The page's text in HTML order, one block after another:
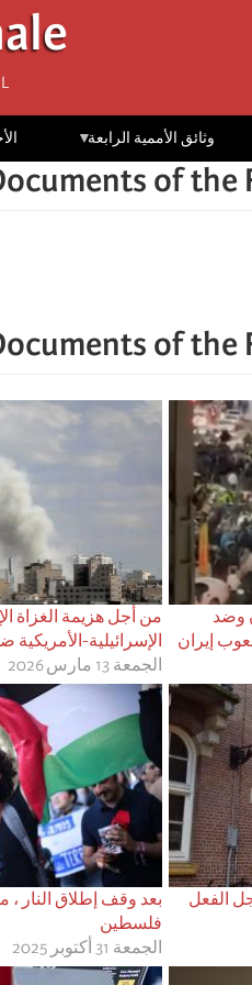
وثائق الأممية الرابعة
of
of
من أجل هزيمة الغزاة
الإسرائيلية-الأمريكية
الجمعة 13 مارس 2026
وضد
إيران
بعد وقف إطلاق النار ،
فلسطين
الجمعة 31 أكتوبر 2025
الفعل